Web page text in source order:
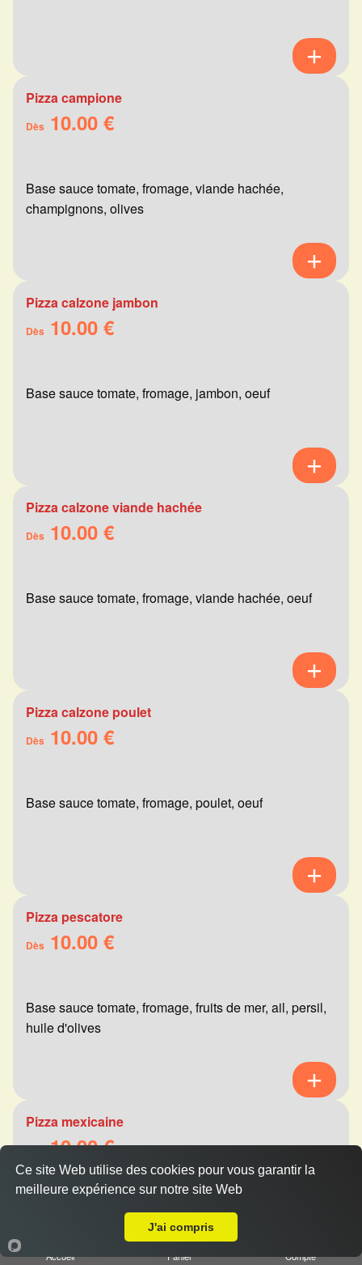
Pizza campione
Dès 10.00 €
Base sauce tomate, fromage, viande hachée,
champignons, olives
Pizza calzone jambon
Dès 10.00 €
Base sauce tomate, fromage, jambon, oeuf
Pizza calzone viande hachée
Dès 10.00 €
Base sauce tomate, fromage, viande hachée, oeuf
Pizza calzone poulet
Dès 10.00 €
Base sauce tomate, fromage, poulet, oeuf
Pizza pescatore
Dès 10.00 €
Base sauce tomate, fromage, fruits de mer, ail, persil,
huile d'olives
Pizza mexicaine
Dès10.00 €
Base sauce tomate, fromage, viande hachée,
merguez, champignons, poivrons
Accueil Panier Compte
Ce site Web utilise des cookies pour vous garantir la
meilleure expérience sur notre site Web
J'ai compris